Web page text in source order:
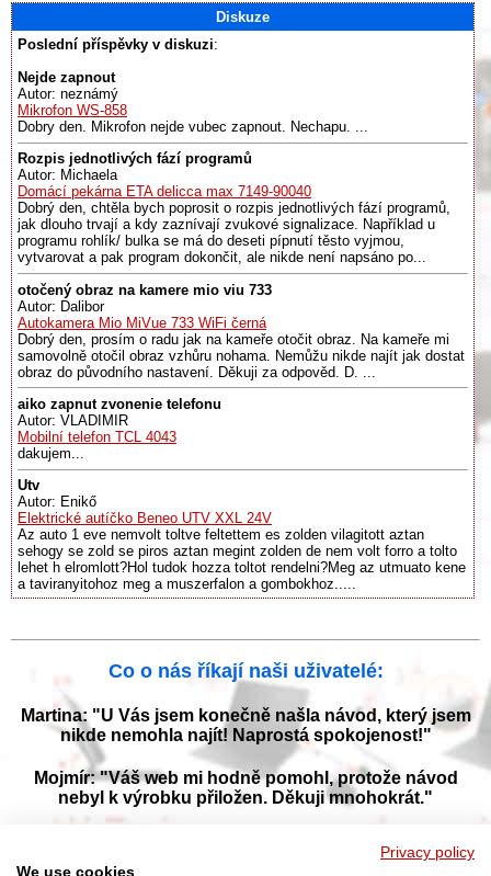
Diskuze
Poslední příspěvky v diskuzi:
Nejde zapnout
Autor: neznámý
Mikrofon WS-858
Dobry den. Mikrofon nejde vubec zapnout. Nechapu. ...
Rozpis jednotlivých fází programů
Autor: Michaela
Domácí pekárna ETA delicca max 7149-90040
Dobrý den, chtěla bych poprosit o rozpis jednotlivých fází programů,
jak dlouho trvají a kdy zaznívají zvukové signalizace. Například u
programu rohlík/ bulka se má do deseti pípnutí těsto vyjmou,
vytvarovat a pak program dokončit, ale nikde není napsáno po...
otočený obraz na kamere mio viu 733
Autor: Dalibor
Autokamera Mio MiVue 733 WiFi černá
Dobrý den, prosím o radu jak na kameře otočit obraz. Na kameře mi
samovolně otočil obraz vzhůru nohama. Nemůžu nikde najít jak dostat
obraz do původního nastavení. Děkuji za odpověd. D. ...
aiko zapnut zvonenie telefonu
Autor: VLADIMIR
Mobilní telefon TCL 4043
dakujem...
Utv
Autor: Enikő
Elektrické autíčko Beneo UTV XXL 24V
Az auto 1 eve nemvolt toltve feltettem es zolden vilagitott aztan
sehogy se zold se piros aztan megint zolden de nem volt forro a tolto
lehet h elromlott?Hol tudok hozza toltot rendelni?Meg az utmuato kene
a taviranyitohoz meg a muszerfalon a gombokhoz.....
Co o nás říkají naši uživatelé:
Martina: "U Vás jsem konečně našla návod, který jsem
nikde nemohla najít! Naprostá spokojenost!"
Mojmír: "Váš web mi hodně pomohl, protože návod
nebyl k výrobku přiložen. Děkuji mnohokrát."
Privacy policy
We use cookies